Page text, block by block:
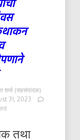
शर्मा (सहसंपादक)
31, 2023
on
चिंदरतथा